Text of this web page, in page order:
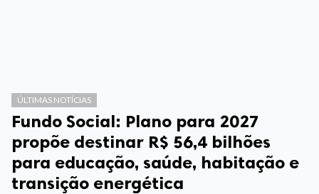
ÚLTIMAS NOTÍCIAS
Fundo Social: Plano para 2027
propõe destinar R$ 56,4 bilhões
para educação, saúde, habitação e
transição energética